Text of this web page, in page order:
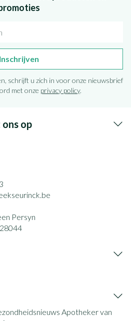
Inschrijven
schrijft u zich in voor onze nieuwsbrief
met onze privacy policy.
op
Persyn
Apotheker van